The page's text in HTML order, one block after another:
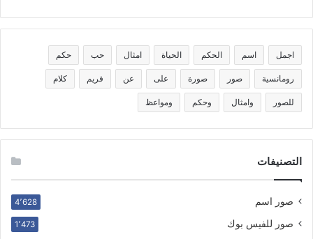
اجمل اسم الحكم الحياة امثال حب حكم
رومانسية صور صورة على عن فريم كلام
للصور وامثال وحكم ومواعظ
التصنيفات
صور اسم 4٬628
صور للفيس بوك 1٬473